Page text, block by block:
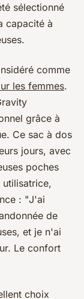
sélectionné
capacité à
comme
les femmes.
grâce à
Ce sac à dos
jours, avec
poches
: "J'ai
de
et je n'ai
Le confort
choix